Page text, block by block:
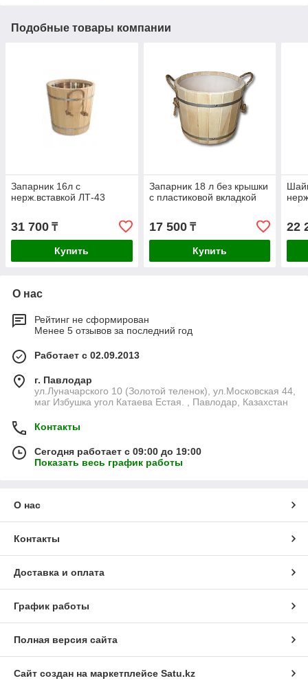
Подобные товары компании
Запарник 16л с
нерж.вставкой ЛТ-43
31 700 ₸
Купить
Запарник 18 л без крышки
с пластиковой вкладкой
17 500₸
Купить
22
О нас
Рейтинг не сформирован
Менее 5 отзывов за последний год
Работает с 02.09.2013
г. Павлодар
ул.Луначарского 10 (Золотой теленок), ул.Московская 44,
маг Избушка угол Катаева Естая. , Павлодар, Казахстан
Контакты
Сегодня работает с 09:00 до 19:00
Показать весь график работы
О нас
Контакты
Доставка и оплата
График работы
Полная версия сайта
Сайт создан на маркетплейсе Satu.kz